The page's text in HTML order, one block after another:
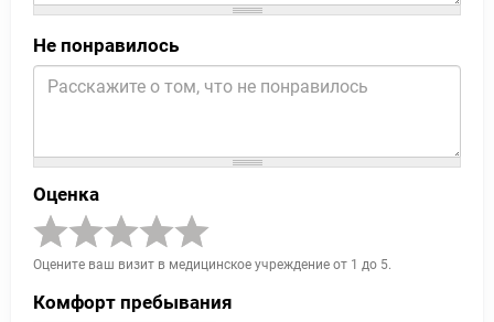
Не понравилось
Оценка
Оцените ваш визит в медицинское учреждение от 1 до 5.
Комфорт пребывания